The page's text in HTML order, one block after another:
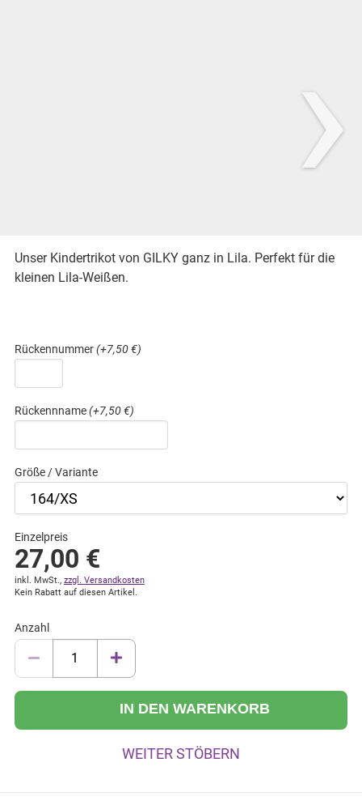
›
Unser Kindertrikot von GILKY ganz in Lila. Perfekt für die
kleinen Lila-Weißen.
Rückennummer(+7,50 €)
Rückennname(+7,50 €)
Größe / Variante
Einzelpreis
27,00 €
inkl. MwSt., zzgl. Versandkosten
Kein Rabatt auf diesen Artikel.
Anzahl
IN DEN WARENKORB
WEITER STÖBERN